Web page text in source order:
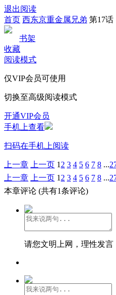
退出阅读
首页 西东京重金属兄弟 第17话
书架
收藏
阅读模式
仅VIP会员可使用
切换至高级阅读模式
开通VIP会员
手机上查看
扫码在手机上阅读
上一章 上一页 1 2 3 4 5 6 7 8 ...
上一章
上一页 1 2 3 4 5 6 7 8 ...
本章评论 (共有1条评论)
请您文明上网，理性发